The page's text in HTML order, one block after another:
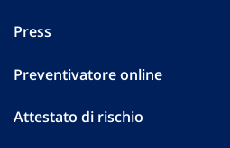
Press
Preventivatore online
Attestato di rischio